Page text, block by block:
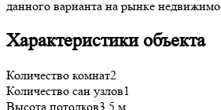
данного варианта на рынке
Характеристики объекта
Количество комнат2
Количество сан узлов1
Высота потолков3.5 м